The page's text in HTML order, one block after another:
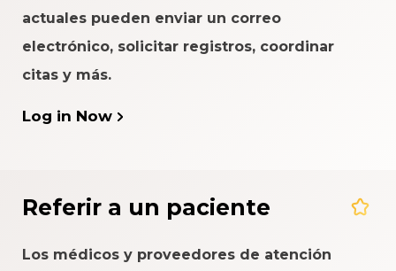
actuales pueden enviar un correo
electrónico, solicitar registros, coordinar
citas y más.
Log in Now
Referir a un paciente
Los médicos y proveedores de atención